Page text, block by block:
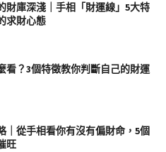
財庫深淺｜手相「財運線」5大特
求財心態
看？3個特徵教你判斷自己的財運
｜從手相看你有沒有偏財命，5個
旺